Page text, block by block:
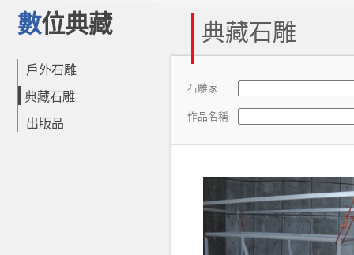
數位典藏
戶外石雕
典藏石雕
出版品
典藏石雕
石雕家
作品名稱